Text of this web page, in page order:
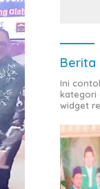
Berita
Ini
kategori
widget